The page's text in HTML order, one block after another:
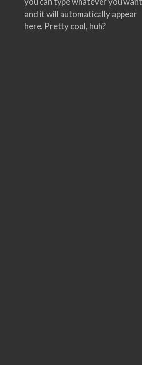
and it will automatically appear
here. Pretty cool, huh?